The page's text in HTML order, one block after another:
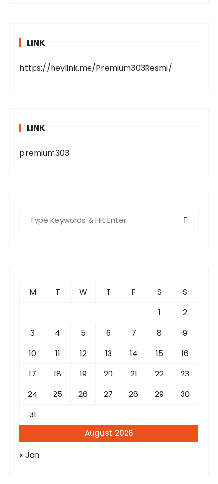
LINK
https://heylink.me/Premium303Resmi/
LINK
premium303
August 2026
M T W T F S
S
1
2
3
4 5 6 7 8
9
10
11 12 13 14 15
16
17
18 19 20 21 22
23
24
25 26 27 28 29
30
31
« Jan